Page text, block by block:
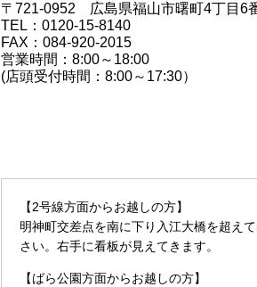
〒721-0952 広島県福山市曙町4丁目6
TEL：0120-15-8140
FAX：084-920-2015
営業時間：8:00～18:00
(店頭受付時間：8:00～17:30）
【2号線方面からお越しの方】
明神町交差点を南に下り入江大橋を超え
さい。右手に看板が見えてきます。
【ばら公園方面からお越しの方】